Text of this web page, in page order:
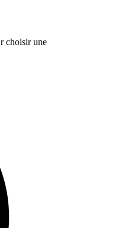
choisir une